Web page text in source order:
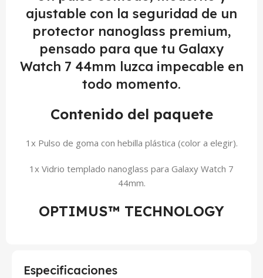
ajustable con la seguridad de un
protector nanoglass premium,
pensado para que tu Galaxy
Watch 7 44mm luzca impecable en
todo momento.
Contenido del paquete
1x Pulso de goma con hebilla plástica (color a elegir).
1x Vidrio templado nanoglass para Galaxy Watch 7
44mm.
OPTIMUS™ TECHNOLOGY
Especificaciones